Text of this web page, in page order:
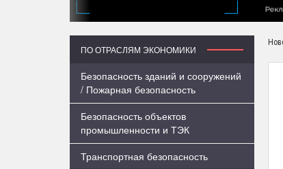
ПО ОТРАСЛЯМ ЭКОНОМИКИ
Безопасность зданий и сооружений
/ Пожарная безопасность
Безопасность объектов
промышленности и ТЭК
Транспортная безопасность